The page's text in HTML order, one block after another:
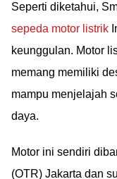
Seperti diketahui,
sepeda motor listrik
keunggulan. Motor
memang memiliki
mampu menjelajah
daya.
Motor ini sendiri
(OTR) Jakarta dan